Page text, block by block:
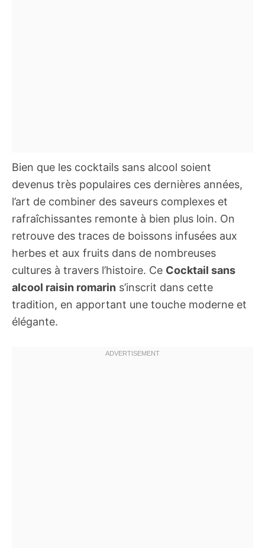
Bien que les cocktails sans alcool soient
devenus très populaires ces dernières années,
l’art de combiner des saveurs complexes et
rafraîchissantes remonte à bien plus loin. On
retrouve des traces de boissons infusées aux
herbes et aux fruits dans de nombreuses
cultures à travers l’histoire. Ce Cocktail sans
alcool raisin romarin s’inscrit dans cette
tradition, en apportant une touche moderne et
élégante.